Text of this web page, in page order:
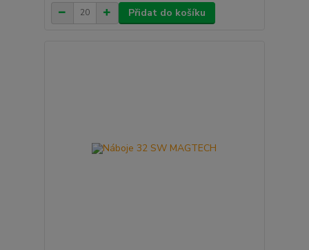
Přidat do košíku